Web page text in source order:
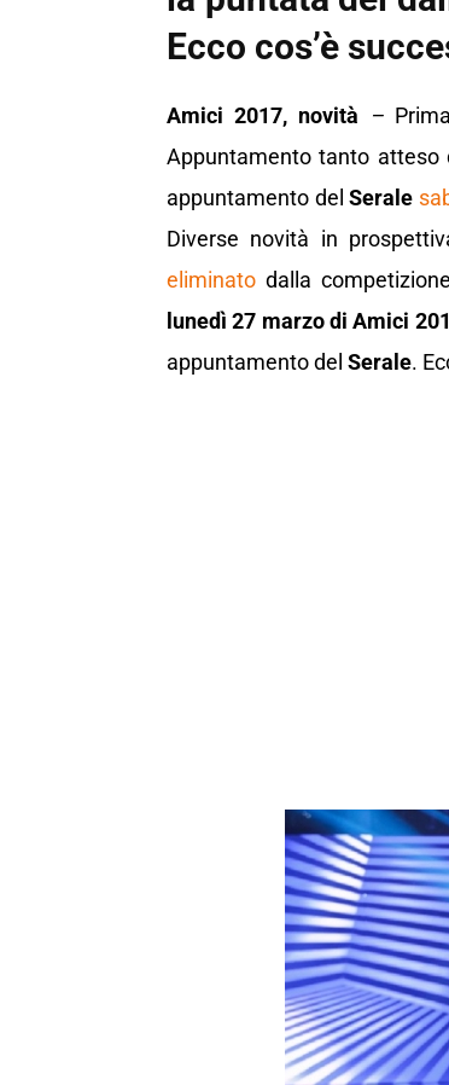
Ecco cos’è
Amici 2017, novità – Prima
Appuntamento tanto atteso
appuntamento del Serale
Diverse novità in
eliminato dalla
lunedì 27 marzo di Amici
appuntamento del Serale.